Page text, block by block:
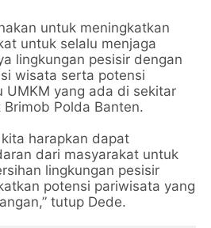
untuk meningkatkan
untuk selalu menjaga
lingkungan pesisir dengan
wisata serta potensi
UMKM yang ada di sekitar
Brimob Polda Banten.
harapkan dapat
dari masyarakat untuk
lingkungan pesisir
potensi pariwisata yang
tutup Dede.